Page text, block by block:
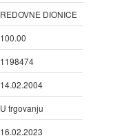
REDOVNE DIONICE
100.00
1198474
14.02.2004
U trgovanju
16.02.2023